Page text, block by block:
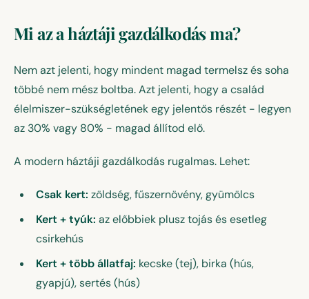
Mi az a háztáji gazdálkodás ma?
Nem azt jelenti, hogy mindent magad termelsz és soha
többé nem mész boltba. Azt jelenti, hogy a család
élelmiszer-szükségletének egy jelentős részét - legyen
az 30% vagy 80% - magad állítod elő.
A modern háztáji gazdálkodás rugalmas. Lehet:
Csak kert: zöldség, fűszernövény, gyümölcs
Kert + tyúk: az előbbiek plusz tojás és esetleg
csirkehús
Kert + több állatfaj: kecske (tej), birka (hús,
gyapjú), sertés (hús)